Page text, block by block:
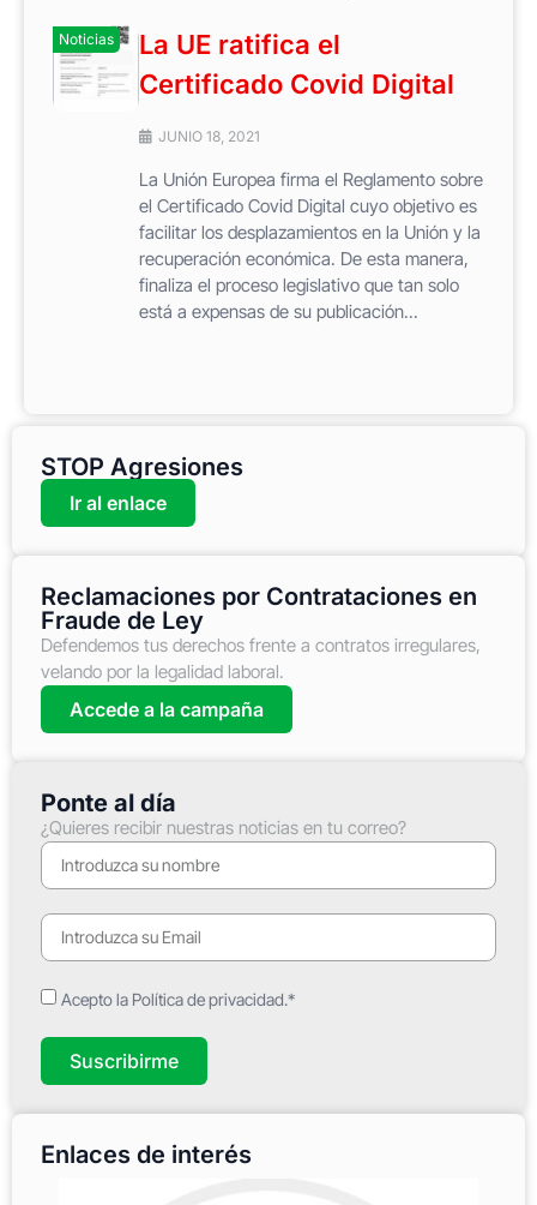
Noticias
La UE ratifica el
Certificado Covid Digital
JUNIO 18, 2021
La Unión Europea firma el Reglamento sobre
el Certificado Covid Digital cuyo objetivo es
facilitar los desplazamientos en la Unión y la
recuperación económica. De esta manera,
finaliza el proceso legislativo que tan solo
está a expensas de su publicación...
STOP Agresiones
Ir al enlace
Reclamaciones por Contrataciones en
Fraude de Ley
Defendemos tus derechos frente a contratos irregulares,
velando por la legalidad laboral.
Accede a la campaña
Ponte al día
¿Quieres recibir nuestras noticias en tu correo?
Acepto la Política de privacidad.*
Suscribirme
Enlaces de interés